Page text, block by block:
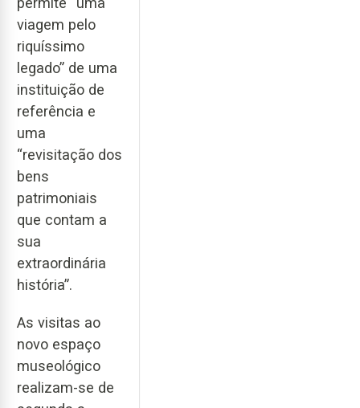
viagem pelo
riquíssimo
legado” de uma
instituição de
referência e
uma
“revisitação dos
bens
patrimoniais
que contam a
sua
extraordinária
história”.
As visitas ao
novo espaço
museológico
realizam-se de